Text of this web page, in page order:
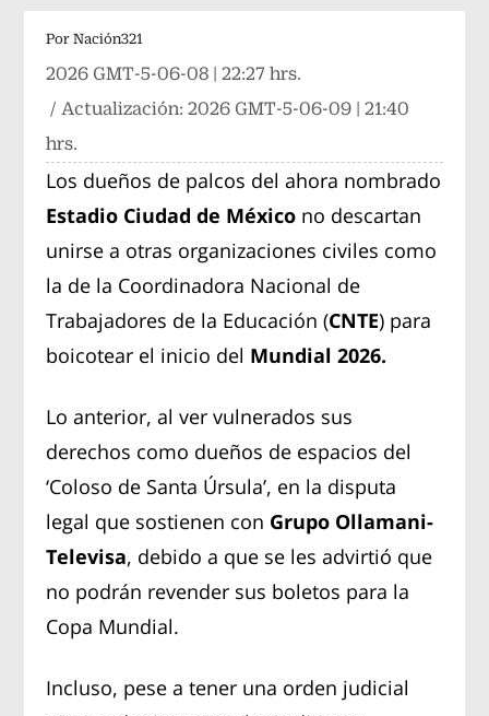
Por Nación321
2026 GMT-5-06-08 | 22:27 hrs.
/ Actualización:2026 GMT-5-06-09 | 21:40
hrs.
Los dueños de palcos del ahora nombrado
Estadio Ciudad de México no descartan
unirse a otras organizaciones civiles como
la de la Coordinadora Nacional de
Trabajadores de la Educación (CNTE) para
boicotear el inicio del Mundial 2026.
Lo anterior, al ver vulnerados sus
derechos como dueños de espacios del
‘Coloso de Santa Úrsula’, en la disputa
legal que sostienen con Grupo Ollamani-
Televisa, debido a que se les advirtió que
no podrán revender sus boletos para la
Copa Mundial.
Incluso, pese a tener una orden judicial